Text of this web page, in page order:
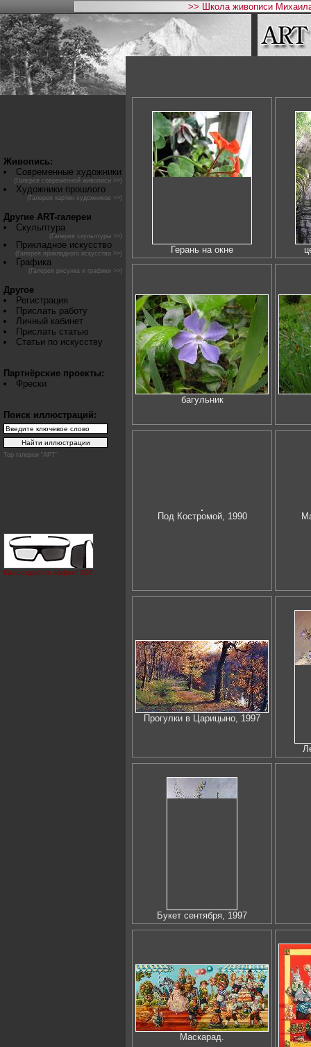
>> Школа живописи
Живопись:
Современные художники
(Галерея современной живописи >>)
Художники прошлого
(Галерея картин художников >>)
Другие ART-галереи
Скульптура
(Галерея скульптуры >>)
Прикладное искусство
(Галерея прикладного искусства >>)
Графика
(Галерея рисунка и графики >>)
Другое
Регистрация
Прислать работу
Личный кабинет
Прислать статью
Статьи по искусству
Партнёрские проекты:
Фрески
Поиск иллюстраций:
Top галереи "АРТ"
Как создаётся эффект 3D?
Герань на окне
багульник
Под Костромой, 1990
Прогулки в Царицыно, 1997
Букет сентября, 1997
Маскарад.